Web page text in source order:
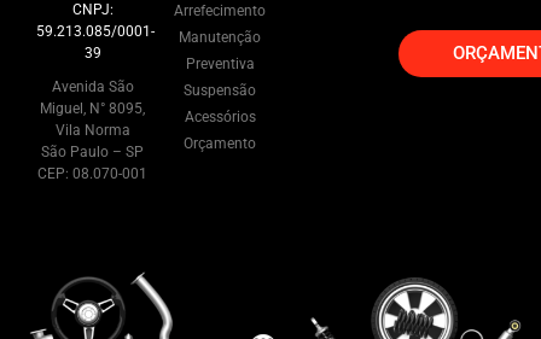
CNPJ:
59.213.085/0001-
39
Avenida São
Miguel, N° 8095,
Vila Norma
São Paulo – SP
CEP: 08.070-001
Arrefecimento
Manutenção
Preventiva
Suspensão
Acessórios
Orçamento